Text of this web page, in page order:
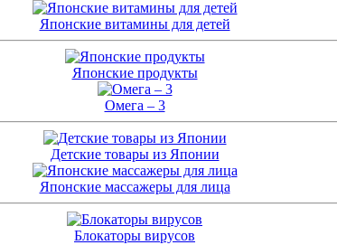
Японские витамины для детей
Японские продукты
Омега – 3
Детские товары из Японии
Японские массажеры для лица
Блокаторы вирусов